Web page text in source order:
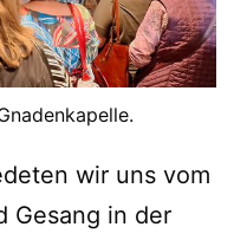
wir uns vom
Gesang in der